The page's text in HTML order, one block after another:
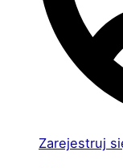
Zarejestruj